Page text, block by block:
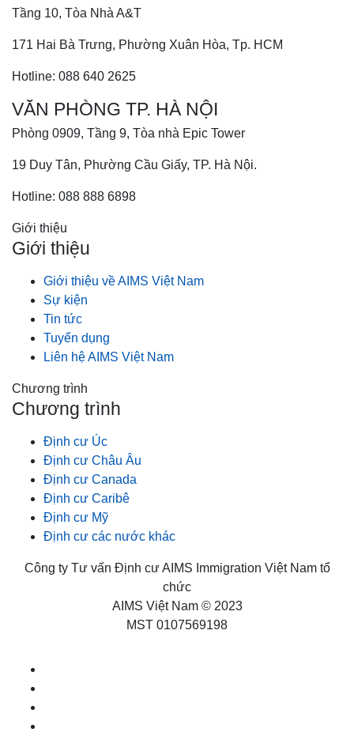
Tầng 10, Tòa Nhà A&T
171 Hai Bà Trưng, Phường Xuân Hòa, Tp. HCM
Hotline: 088 640 2625
VĂN PHÒNG TP. HÀ NỘI
Phòng 0909, Tầng 9, Tòa nhà Epic Tower
19 Duy Tân, Phường Cầu Giấy, TP. Hà Nội.
Hotline: 088 888 6898
Giới thiệu
Giới thiệu
Giới thiệu về AIMS Việt Nam
Sự kiện
Tin tức
Tuyển dụng
Liên hệ AIMS Việt Nam
Chương trình
Chương trình
Định cư Úc
Định cư Châu Âu
Định cư Canada
Định cư Caribê
Định cư Mỹ
Định cư các nước khác
Công ty Tư vấn Định cư AIMS Immigration Việt Nam tổ
chức
AIMS Việt Nam © 2023
MST 0107569198